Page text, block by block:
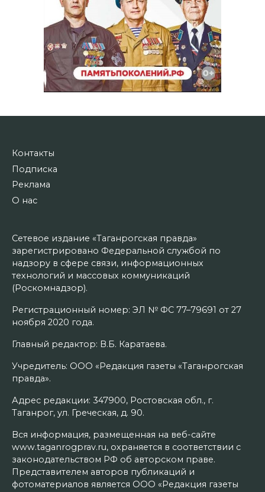
Контакты
Подписка
Реклама
О нас
Сетевое издание «Таганрогская правда»
зарегистрировано Федеральной службой по
надзору в сфере связи, информационных
технологий и массовых коммуникаций
(Роскомнадзор).
Регистрационный номер: ЭЛ № ФС 77–79691 от 27
ноября 2020 года.
Главный редактор: В.Б. Каратаева.
Учредитель: ООО «Редакция газеты «Таганрогская
правда».
Адрес редакции: 347900, Ростовская обл., г.
Таганрог, ул. Греческая, д. 90.
Вся информация, размещенная на веб-сайте
www.taganrogprav.ru, охраняется в соответствии с
законодательством РФ об авторском праве.
Представителем авторов публикаций и
фотоматериалов является ООО «Редакция газеты